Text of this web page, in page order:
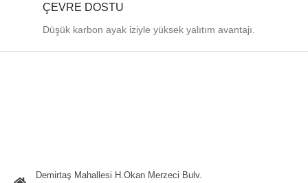
ÇEVRE DOSTU
Düşük karbon ayak iziyle yüksek yalıtım avantajı.
Demirtaş Mahallesi H.Okan Merzeci Bulv.